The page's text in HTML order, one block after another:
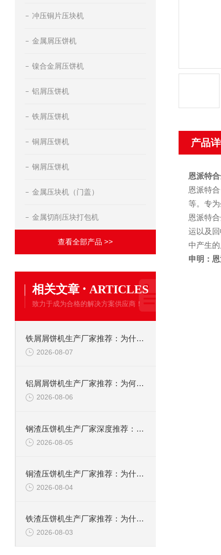
冲压铜片压块机
金属屑压饼机
镍合金屑压饼机
铝屑压饼机
铁屑压饼机
铜屑压饼机
钢屑压饼机
金属压块机（门盖）
金属切削压块打包机
查看全部产品 >>
相关文章 · ARTICLES
致力于成为合格的解决方案供应商！
铁屑屑饼机生产厂家推荐：为什么恩派特是您的优选伙伴
2026-08-07
铝屑屑饼机生产厂家推荐：为何恩派特成为金属回收行业的“隐形优选”？
2026-08-06
钢渣压饼机生产厂家深度推荐：为何恩派特成为高净值产线的优选
2026-08-05
铜渣压饼机生产厂家推荐：为什么恩派特成为众多企业的信赖？
2026-08-04
铁渣压饼机生产厂家推荐：为什么恩派特成为众多企业的优选？
2026-08-03
产品
恩派特
恩派特
等。专
恩派特
运以及
中产生
申明：